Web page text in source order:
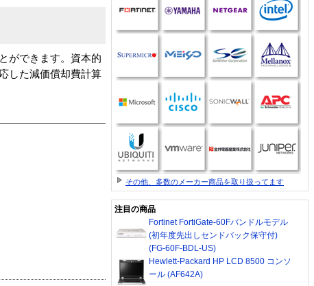
ができます。資本的
した減価償却費計算
その他、多数のメーカー商品を取り扱ってます
注目の商品
Fortinet FortiGate-60Fバンドルモデル
(初年度先出しセンドバック保守付)
(FG-60F-BDL-US)
Hewlett-Packard HP LCD 8500 コンソ
ール (AF642A)